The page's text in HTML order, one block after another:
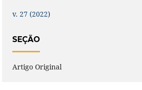
v. 27 (2022)
SEÇÃO
Artigo Original